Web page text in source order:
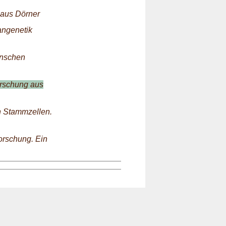
Dörner
aus
Stammzellen.
Ein